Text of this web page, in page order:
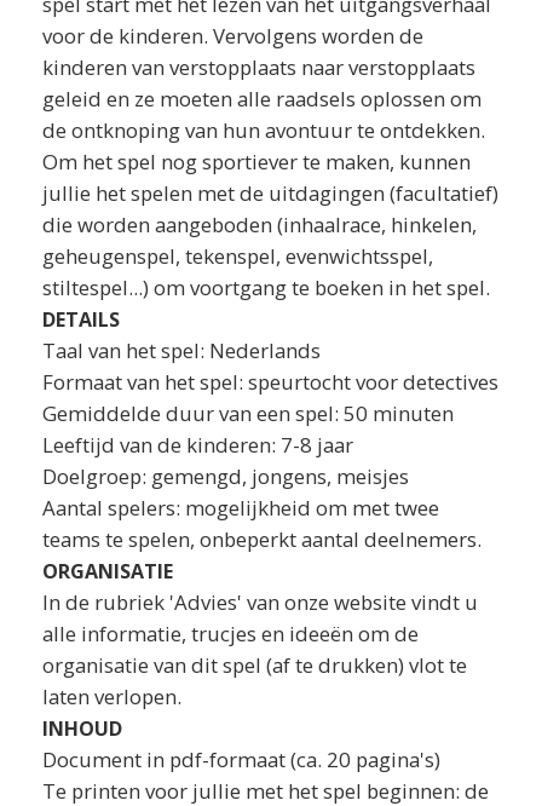
voor de kinderen. Vervolgens worden de
kinderen van verstopplaats naar verstopplaats
geleid en ze moeten alle raadsels oplossen om
de ontknoping van hun avontuur te ontdekken.
Om het spel nog sportiever te maken, kunnen
jullie het spelen met de uitdagingen (facultatief)
die worden aangeboden (inhaalrace, hinkelen,
geheugenspel, tekenspel, evenwichtsspel,
stiltespel...) om voortgang te boeken in het spel.
DETAILS
Taal van het spel: Nederlands
Formaat van het spel: speurtocht voor detectives
Gemiddelde duur van een spel: 50 minuten
Leeftijd van de kinderen: 7-8 jaar
Doelgroep: gemengd, jongens, meisjes
Aantal spelers: mogelijkheid om met twee
teams te spelen, onbeperkt aantal deelnemers.
ORGANISATIE
In de rubriek 'Advies' van onze website vindt u
alle informatie, trucjes en ideeën om de
organisatie van dit spel (af te drukken) vlot te
laten verlopen.
INHOUD
Document in pdf-formaat (ca. 20 pagina's)
Te printen voor jullie met het spel beginnen: de